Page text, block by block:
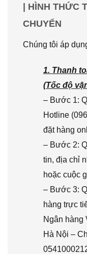
| HÌNH THỨC
CHUYỂN
Chúng tôi áp
1. Thanh
(Tốc độ
– Bước 1:
Hotline
đặt hàng
– Bước 2:
tin, địa chỉ
hoặc cuộc
– Bước 3:
hàng trực
Ngân hàng
Hà Nội –